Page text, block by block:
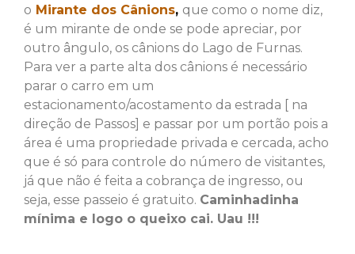
o Mirante dos Cânions, que como o nome diz,
é um mirante de onde se pode apreciar, por
outro ângulo, os cânions do Lago de Furnas.
Para ver a parte alta dos cânions é necessário
parar o carro em um
estacionamento/acostamento da estrada [ na
direção de Passos] e passar por um portão pois a
área é uma propriedade privada e cercada, acho
que é só para controle do número de visitantes,
já que não é feita a cobrança de ingresso, ou
seja, esse passeio é gratuito. Caminhadinha
mínima e logo o queixo cai. Uau !!!